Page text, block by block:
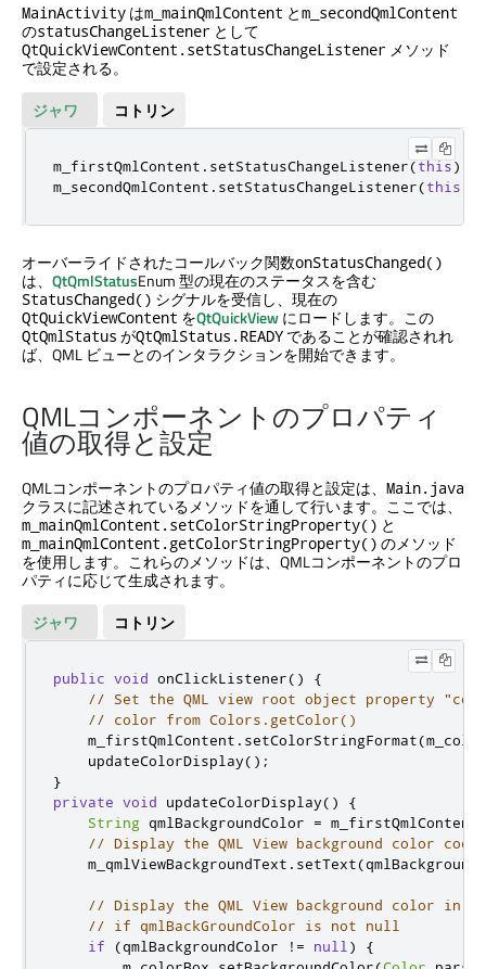
MainActivity はm_mainQmlContent とm_secondQmlContent
のstatusChangeListener として
QtQuickViewContent.setStatusChangeListener メソッド
で設定される。
ジャワ
コトリン
m_firstQmlContent . setStatusChangeListener(this);
m_secondQmlContent . setStatusChangeListener(this
オーバーライドされたコールバック関数onStatusChanged()
は、 QtQmlStatusEnum 型の現在のステータスを含む
StatusChanged() シグナルを受信し、現在の
QtQuickViewContent をQtQuickViewにロードします。この
QtQmlStatus がQtQmlStatus.READY であることが確認されれ
ば、QML ビューとのインタラクションを開始できます。
QMLコンポーネントのプロパティ
値の取得と設定
QMLコンポーネントのプロパティ値の取得と設定は、 Main.java
クラスに記述されているメソッドを通して行います。ここでは、
m_mainQmlContent.setColorStringProperty() と
m_mainQmlContent.getColorStringProperty() のメソッド
を使用します。これらのメソッドは、QMLコンポーネントのプロ
パティに応じて生成されます。
ジャワ
コトリン
public void onClickListener()
{
// Set the QML view root object property
// color from Colors.getColor()
    m_firstQmlContent
. setColorStringFormat(
    updateColorDisplay
();
}
private void updateColorDisplay()
{
String qmlBackgroundColor = m_firstQmlContent
// Display the QML View background color code
    m_qmlViewBackgroundText
. setText(
// Display the QML View background color in a
// if qmlBackGroundColor is not null
if
(qmlBackgroundColor != null )
{